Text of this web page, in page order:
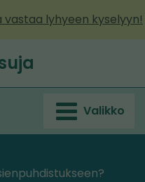
lyhyeen kyselyyn!
Valikko